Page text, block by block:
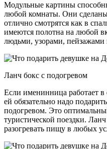
Модульные картины
любой комнаты. Они
отлично смотрятся как в
имеются полотна на любой
людьми, узорами,
Ланч бокс с подогревом
Если именинница работает в
ей обязательно надо
подогревом. Это
туристической поездки.
разогревать пищу в любых